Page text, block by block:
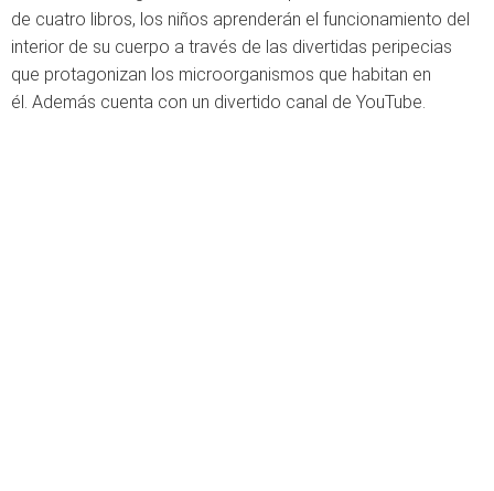
de cuatro libros, los niños aprenderán el funcionamiento del
interior de su cuerpo a través de las divertidas peripecias
que protagonizan los microorganismos que habitan en
él. Además cuenta con un divertido canal de YouTube.